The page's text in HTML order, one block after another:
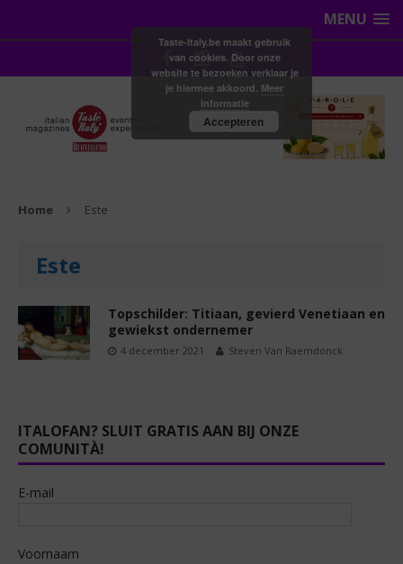
MENU
Home Este
Este
Topschilder: Titiaan, gevierd Venetiaan en
gewiekst ondernemer
4 december 2021 Steven Van Raemdonck
ITALOFAN? SLUIT GRATIS AAN BIJ ONZE
COMUNITÀ!
E-mail
Voornaam
Taste-Italy.be maakt gebruik
van cookies. Door onze
website te bezoeken verklaar je
je hiermee akkoord. Meer
informatie
Accepteren